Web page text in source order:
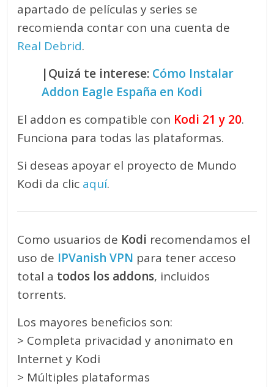
apartado de películas y series se
recomienda contar con una cuenta de
Real Debrid.
|Quizá te interese: Cómo Instalar
Addon Eagle España en Kodi
El addon es compatible con Kodi 21 y 20.
Funciona para todas las plataformas.
Si deseas apoyar el proyecto de Mundo
Kodi da clic aquí.
Como usuarios de Kodi recomendamos el
uso de IPVanish VPN para tener acceso
total a todos los addons, incluidos
torrents.
Los mayores beneficios son:
> Completa privacidad y anonimato en
Internet y Kodi
> Múltiples plataformas